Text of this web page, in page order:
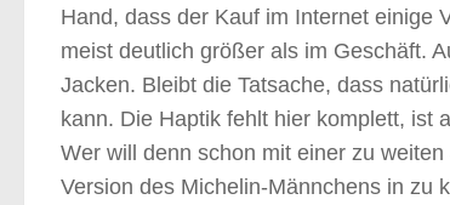
Hand, dass der Kauf im Internet einige
meist deutlich größer als im Geschäft.
Jacken. Bleibt die Tatsache, dass
kann. Die Haptik fehlt hier komplett, ist
Wer will denn schon mit einer zu
Version des Michelin-Männchens in zu